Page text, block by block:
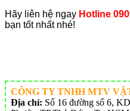
Hãy liên hệ ngay Hotline
bạn tốt nhất nhé!
CÔNG TY TNHH MTV
Địa chỉ: Số 16 đường số 6,